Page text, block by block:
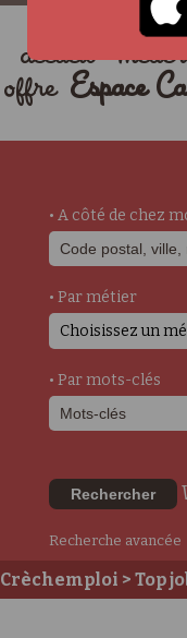
accueil
offre Espace
• A côté de chez
• Par métier
Choisissez un
• Par mots-clés
Rechercher
Recherche avancée
Crèchemploi > Top